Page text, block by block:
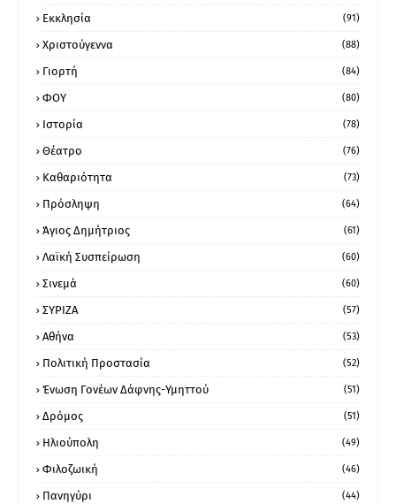
Εκκλησία (91)
Χριστούγεννα (88)
Γιορτή (84)
ΦΟΥ (80)
Ιστορία (78)
Θέατρο (76)
Καθαριότητα (73)
Πρόσληψη (64)
Άγιος Δημήτριος (61)
Λαϊκή Συσπείρωση (60)
Σινεμά (60)
ΣΥΡΙΖΑ (57)
Αθήνα (53)
Πολιτική Προστασία (52)
Ένωση Γονέων Δάφνης-Υμηττού (51)
Δρόμος (51)
Ηλιούπολη (49)
Φιλοζωική (46)
Πανηγύρι (44)